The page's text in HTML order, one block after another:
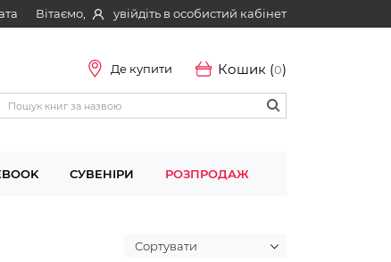
Вітаємо, увійдіть в особистий кабінет
Де купити Кошик (0)
СУВЕНІРИ РОЗПРОДАЖ